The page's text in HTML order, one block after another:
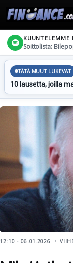
KUUNTELEMME
Soittolista:
TÄTÄ MUUT LUKEVAT
10 lausetta, joilla
12:10 - 06.01.2026